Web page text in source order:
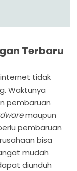
Terbaru
tidak
Waktunya
pembaruan
maupun
pembaruan
bisa
mudah
diunduh